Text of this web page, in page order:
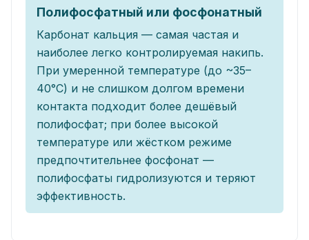
Полифосфатный или фосфонатный
Карбонат кальция — самая частая и
наиболее легко контролируемая накипь.
При умеренной температуре (до ~35–
40°C) и не слишком долгом времени
контакта подходит более дешёвый
полифосфат; при более высокой
температуре или жёстком режиме
предпочтительнее фосфонат —
полифосфаты гидролизуются и теряют
эффективность.